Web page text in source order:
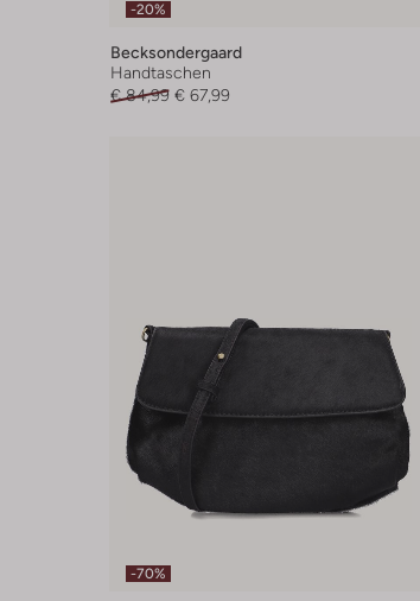
-20%
Becksondergaard
Handtaschen
€ 84,99 € 67,99
-70%